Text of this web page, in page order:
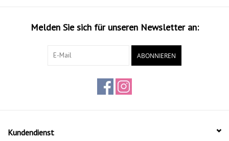
Melden Sie sich für unseren Newsletter an:
ABONNIEREN
Kundendienst